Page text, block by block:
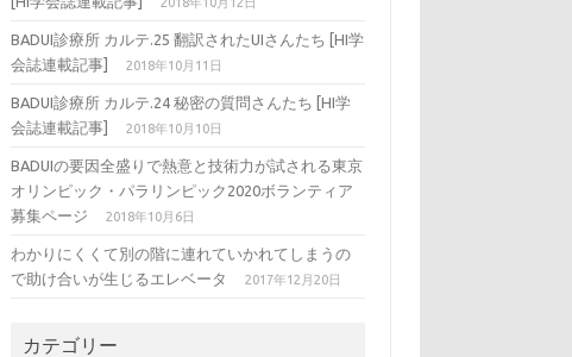
BADUI診療所 カルテ.25 翻訳されたUIさんたち [HI学
会誌連載記事]
2018年10月11日
BADUI診療所 カルテ.24 秘密の質問さんたち [HI学
会誌連載記事]
2018年10月10日
BADUIの要因全盛りで熱意と技術力が試される東京
オリンピック・パラリンピック2020ボランティア
募集ページ
2018年10月6日
わかりにくくて別の階に連れていかれてしまうの
で助け合いが生じるエレベータ
2017年12月20日
カテゴリー